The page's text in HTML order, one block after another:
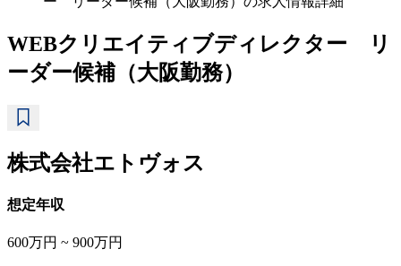
WEBクリエイティブディレクター リ
ーダー候補（大阪勤務）
株式会社エトヴォス
想定年収
600万円 ~ 900万円